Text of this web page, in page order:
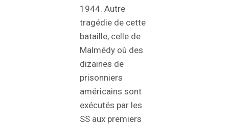
1944. Autre
tragédie de cette
bataille, celle de
Malmédy où des
dizaines de
prisonniers
américains sont
exécutés par les
SS aux premiers